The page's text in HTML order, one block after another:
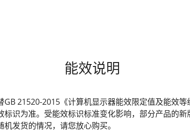
能效说明
21520-2015《计算机显示器能效限定值及能效
识为准。受能效标识标准变化影响，部分产品的
发货的情况，请您放心购买。